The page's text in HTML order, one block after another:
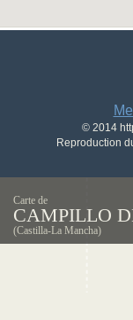
© 2014
Reproduction
Carte de
CAMPILLO
(Castilla-La Mancha)